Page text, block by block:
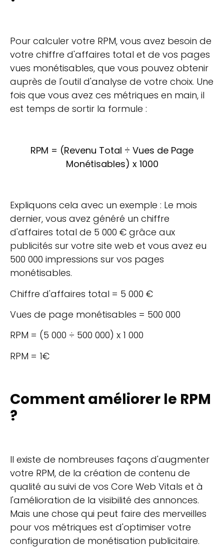
Pour calculer votre RPM, vous avez besoin de
votre chiffre d'affaires total et de vos pages
vues monétisables, que vous pouvez obtenir
auprès de l'outil d'analyse de votre choix. Une
fois que vous avez ces métriques en main, il
est temps de sortir la formule :
RPM = (Revenu Total ÷ Vues de Page
Monétisables) x 1000
Expliquons cela avec un exemple : Le mois
dernier, vous avez généré un chiffre
d'affaires total de 5 000 € grâce aux
publicités sur votre site web et vous avez eu
500 000 impressions sur vos pages
monétisables.
Chiffre d'affaires total = 5 000 €
Vues de page monétisables = 500 000
RPM = (5 000 ÷ 500 000) x 1 000
RPM = 1€
Comment améliorer le RPM
?
Il existe de nombreuses façons d'augmenter
votre RPM, de la création de contenu de
qualité au suivi de vos Core Web Vitals et à
l'amélioration de la visibilité des annonces.
Mais une chose qui peut faire des merveilles
pour vos métriques est d'optimiser votre
configuration de monétisation publicitaire.